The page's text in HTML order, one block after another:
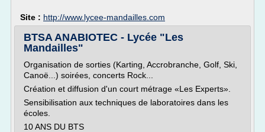
Site : http://www.lycee-mandailles.com
BTSA ANABIOTEC - Lycée "Les
Mandailles"
Organisation de sorties (Karting, Accrobranche, Golf, Ski,
Canoë...) soirées, concerts Rock...
Création et diffusion d'un court métrage «Les Experts».
Sensibilisation aux techniques de laboratoires dans les
écoles.
10 ANS DU BTS